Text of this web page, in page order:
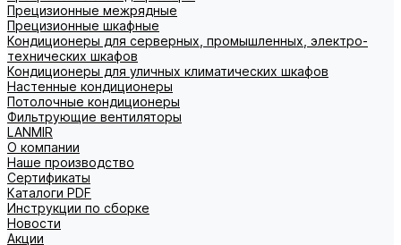
Прецизионные межрядные
Прецизионные шкафные
Кондиционеры для серверных, промышленных, электро-
технических шкафов
Кондиционеры для уличных климатических шкафов
Настенные кондиционеры
Потолочные кондиционеры
Фильтрующие вентиляторы
LANMIR
О компании
Наше производство
Сертификаты
Каталоги PDF
Инструкции по сборке
Новости
Акции